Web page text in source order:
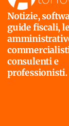
Notizie,
guide fiscali,
consulenti e
professionisti.